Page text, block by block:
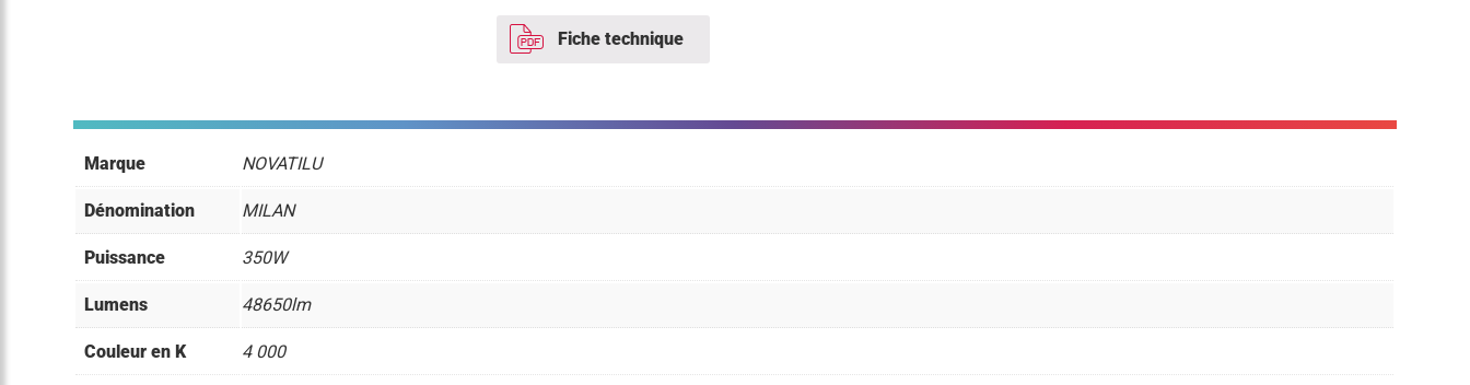
Fiche technique
Marque NOVATILU
Dénomination MILAN
Puissance 350W
Lumens 48650lm
Couleur en K 4 000